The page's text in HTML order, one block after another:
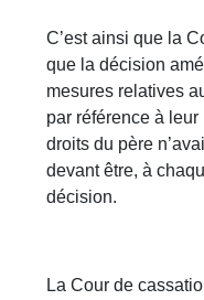
C’est ainsi que la
que la décision
mesures relatives
par référence à
droits du père
devant être, à
décision.
La Cour de